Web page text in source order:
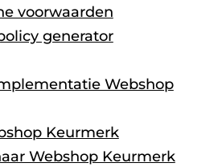
voorwaarden
generator
Webshop
Keurmerk
Webshop Keurmerk